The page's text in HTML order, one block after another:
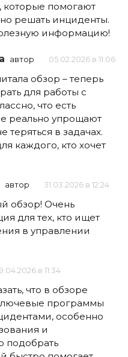
помогают
решать инциденты.
информацию!
автор 05.02.2026 в 11:06
обзор – теперь
для работы с
что есть
реально упрощают
теряться в задачах.
каждого, кто хочет
автор 31.03.2026 в 12:24
обзор! Очень
для тех, кто ищет
в управлении
в 11:34
что в обзоре
программы
особенно
и
подобрать